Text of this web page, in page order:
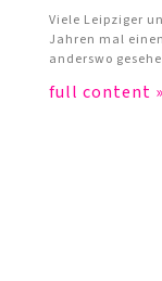
Viele Leipziger
Jahren mal
anderswo
full content »